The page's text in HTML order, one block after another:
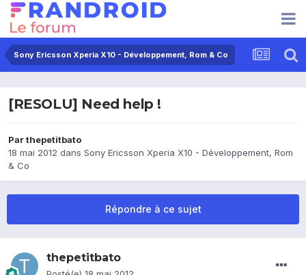
Sony Ericsson Xperia X10 - Développement, Rom & Co
[RESOLU] Need help !
Parthepetitbato
18 mai 2012 dans Sony Ericsson Xperia X10 - Développement, Rom
& Co
Répondre à ce sujet
thepetitbato